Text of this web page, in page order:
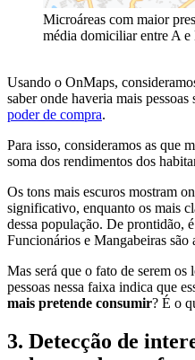
Microáreas com maior
média domiciliar entre A
Usando o OnMaps,
saber onde haveria mais
poder de compra.
Para isso, consideramos as que
soma dos rendimentos dos
Os tons mais escuros mostram
significativo, enquanto os mais
dessa população. De prontidão,
Funcionários e Mangabeiras são
Mas será que o fato de serem
pessoas nessa faixa indica que
mais pretende consumir? É o
3. Detecção de